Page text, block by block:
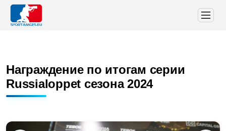
Награждение по итогам серии
Russialoppet сезона 2024